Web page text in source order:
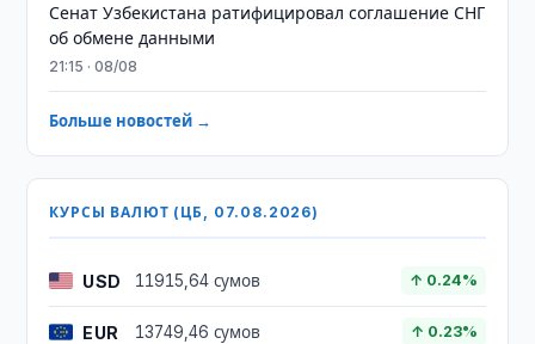
Сенат Узбекистана ратифицировал соглашение СНГ
об обмене данными
21:15 · 08/08
Больше новостей →
КУРСЫ ВАЛЮТ (ЦБ, 07.08.2026)
USD 11915,64 сумов ↑ 0.24%
EUR 13749,46 сумов ↑ 0.23%